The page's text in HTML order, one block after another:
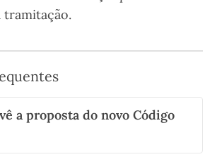
a proposta do novo Código